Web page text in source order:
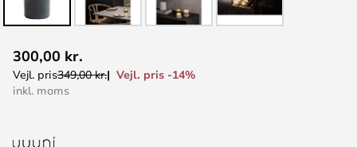
til
starten
300,00 kr.
Vejl. pris349,00 kr.
Vejl. pris -14%
inkl. moms